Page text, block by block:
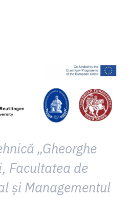
„Gheorghe
Facultatea de
şi Managementul